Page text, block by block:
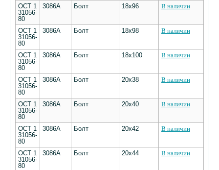
ОСТ 1
31056-
80
3086А Болт 18х96 В наличии
ОСТ 1
31056-
80
3086А Болт 18х98 В наличии
ОСТ 1
31056-
80
3086А Болт 18х100 В наличии
ОСТ 1
31056-
80
3086А Болт 20х38 В наличии
ОСТ 1
31056-
80
3086А Болт 20х40 В наличии
ОСТ 1
31056-
80
3086А Болт 20х42 В наличии
ОСТ 1
31056-
80
3086А Болт 20х44 В наличии